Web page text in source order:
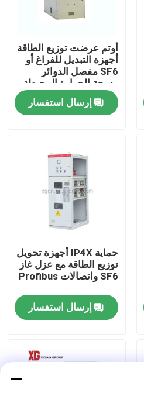
أوتم عرضت توزيع الطاقة
أجهزة التبديل للفراغ أو
SF6 مفصل الدوائر
ودرجة الحرارة المحيطة
-5C- 40C
إرسال استفسار
حماية IP4X أجهزة تحويل
توزيع الطاقة مع عزل غاز
SF6 واتصالات Profibus
إرسال استفسار